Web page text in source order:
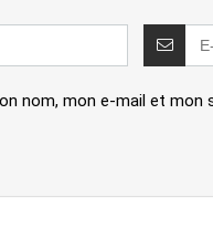
nom, mon e-mail et mon